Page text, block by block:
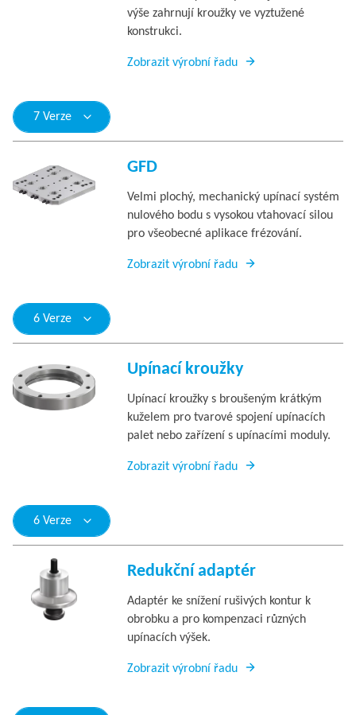
výše zahrnují kroužky ve vyztužené
konstrukci.
Zobrazit výrobní řadu
7 Verze
GFD
Velmi plochý, mechanický upínací systém
nulového bodu s vysokou vtahovací silou
pro všeobecné aplikace frézování.
Zobrazit výrobní řadu
6 Verze
Upínací kroužky
Upínací kroužky s broušeným krátkým
kuželem pro tvarové spojení upínacích
palet nebo zařízení s upínacími moduly.
Zobrazit výrobní řadu
6 Verze
Redukční adaptér
Adaptér ke snížení rušivých kontur k
obrobku a pro kompenzaci různých
upínacích výšek.
Zobrazit výrobní řadu